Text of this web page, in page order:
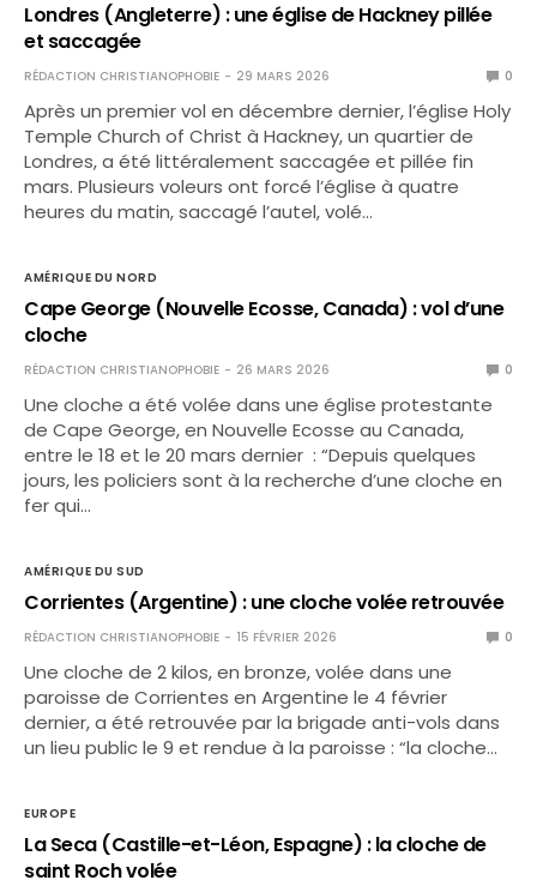
Londres (Angleterre) : une église de Hackney pillée
et saccagée
RÉDACTION CHRISTIANOPHOBIE 29 MARS 2026 0
Après un premier vol en décembre dernier, l’église Holy
Temple Church of Christ à Hackney, un quartier de
Londres, a été littéralement saccagée et pillée fin
mars. Plusieurs voleurs ont forcé l’église à quatre
heures du matin, saccagé l’autel, volé…
AMÉRIQUE DU NORD
Cape George (Nouvelle Ecosse, Canada) : vol d’une
cloche
RÉDACTION CHRISTIANOPHOBIE 26 MARS 2026 0
Une cloche a été volée dans une église protestante
de Cape George, en Nouvelle Ecosse au Canada,
entre le 18 et le 20 mars dernier : “Depuis quelques
jours, les policiers sont à la recherche d’une cloche en
fer qui…
AMÉRIQUE DU SUD
Corrientes (Argentine) : une cloche volée retrouvée
RÉDACTION CHRISTIANOPHOBIE 15 FÉVRIER 2026 0
Une cloche de 2 kilos, en bronze, volée dans une
paroisse de Corrientes en Argentine le 4 février
dernier, a été retrouvée par la brigade anti-vols dans
un lieu public le 9 et rendue à la paroisse : “la cloche…
EUROPE
La Seca (Castille-et-Léon, Espagne) : la cloche de
saint Roch volée